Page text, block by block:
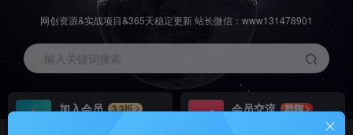
网创资源&实战项目&365天稳定更新 站长微信：www131478901
输入关键词搜索
加入会员
3.3折
会员交流
群聊